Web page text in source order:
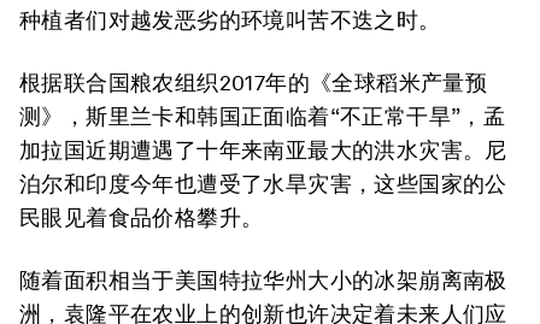
种植者们对越发恶劣的环境叫苦不迭之时。
根据联合国粮农组织2017年的《全球稻米产量预
测》，斯里兰卡和韩国正面临着“不正常干旱”，孟
加拉国近期遭遇了十年来南亚最大的洪水灾害。尼
泊尔和印度今年也遭受了水旱灾害，这些国家的公
民眼见着食品价格攀升。
随着面积相当于美国特拉华州大小的冰架崩离南极
洲，袁隆平在农业上的创新也许决定着未来人们应